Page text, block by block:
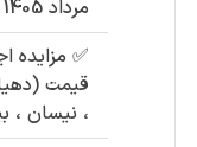
مرداد 1405
✅
، نیسان ،